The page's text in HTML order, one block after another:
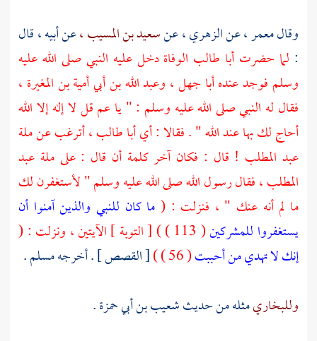
وقالمعمر ،عنالزهري ،عنسعيد بن المسيب ،عن أبيه ، قال
: لما حضرت أبا طالب الوفاة دخل عليه النبي صلى الله عليه
وسلم فوجد عندهأبا جهل ، وعبد الله بن أبي أمية بن المغيرة ،
فقال له النبي صلى الله عليه وسلم : " يا عم قل لا إله إلا الله
أحاج لك بها عند الله " . فقالا : أيأبا طالب ،أترغب عن ملة
عبد المطلب ! قال : فكان آخر كلمة أن قال : على ملة عبد
المطلب ،فقال رسول الله صلى الله عليه وسلم " لأستغفرن لك
ما لم أنه عنك " ، فنزلت : ( ما كان للنبي والذين آمنوا أن
يستغفروا للمشركين( 113 ) ) [ التوبة ] الآيتين ، ونزلت : (
إنك لا تهدي من أحببت( 56 ) )
[ القصص ] . أخرجه مسلم .
وللبخاريمثله من حديثشعيب بن أبي حمزة.